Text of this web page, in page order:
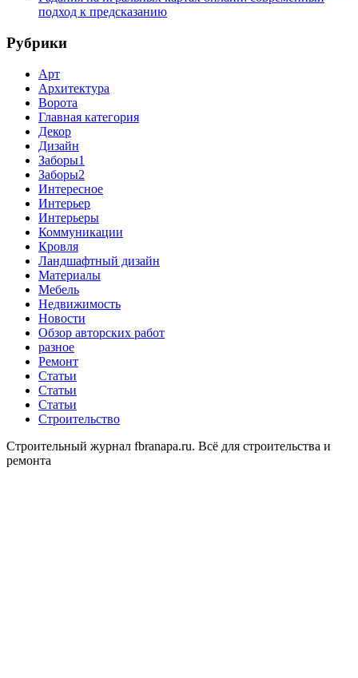
подход к предсказанию
Рубрики
Арт
Архитектура
Ворота
Главная категория
Декор
Дизайн
Заборы1
Заборы2
Интересное
Интерьер
Интерьеры
Коммуникации
Кровля
Ландшафтный дизайн
Материалы
Мебель
Недвижимость
Новости
Обзор авторских работ
разное
Ремонт
Статьи
Статьи
Статьи
Строительство
Строительный журнал fbranapa.ru. Всё для строительства и
ремонта